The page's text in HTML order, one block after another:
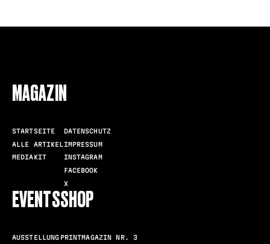
MAGAZIN
STARTSEITE
ALLE ARTIKEL
MEDIAKIT
DATENSCHUTZ
IMPRESSUM
INSTAGRAM
FACEBOOK
X
EVENTS
AUSSTELLUNG
SHOP
PRINTMAGAZIN NR. 3